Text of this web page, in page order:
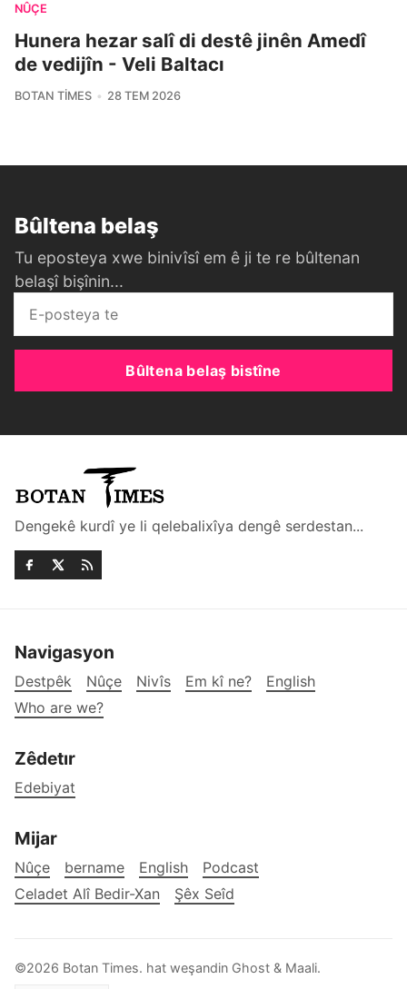
NÛÇE
Hunera hezar salî di destê jinên Amedî
de vedijîn - Veli Baltacı
BOTAN TIMES 28 TEM 2026
Bûltena belaş
Tu eposteya xwe binivîsî em ê ji te re bûltenan
belaşî bişînin...
Bûltena belaş bistîne
Dengekê kurdî ye li qelebalixîya dengê serdestan...
Navigasyon
Destpêk Nûçe Nivîs Em kî ne?
English
Who are we?
Zêdetır
Edebiyat
Mijar
Nûçe bername English
Podcast
Celadet Alî Bedir-Xan
Şêx Seîd
©2026 Botan Times. hat weşandin Ghost & Maali.